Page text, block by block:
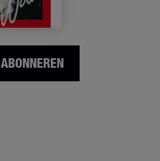
ABONNEREN